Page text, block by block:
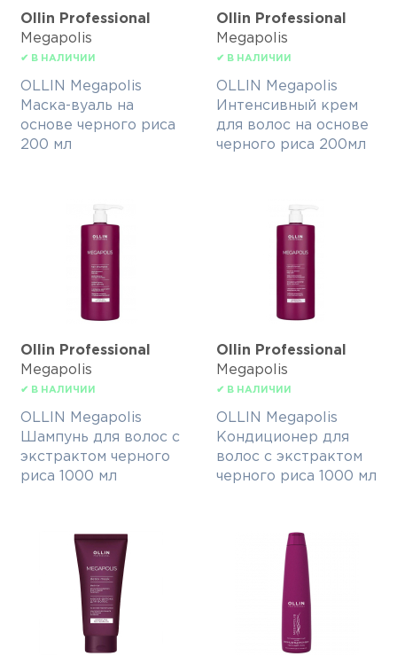
Ollin Professional
Megapolis
✔ В НАЛИЧИИ
OLLIN Megapolis
Маска-вуаль на
основе черного риса
200 мл
Ollin Professional
Megapolis
✔ В НАЛИЧИИ
OLLIN Megapolis
Интенсивный крем
для волос на основе
черного риса 200мл
Ollin Professional
Megapolis
✔ В НАЛИЧИИ
OLLIN Megapolis
Шампунь для волос с
экстрактом черного
риса 1000 мл
Ollin Professional
Megapolis
✔ В НАЛИЧИИ
OLLIN Megapolis
Кондиционер для
волос с экстрактом
черного риса 1000 мл